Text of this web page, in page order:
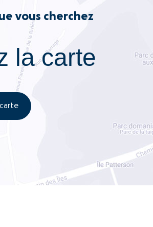
vous cherchez
la carte